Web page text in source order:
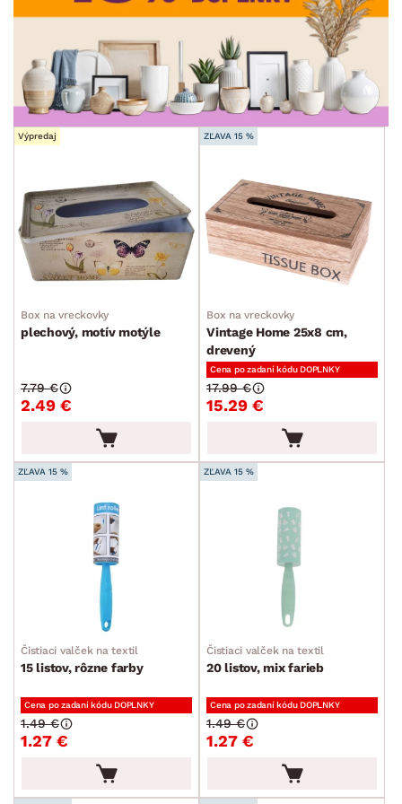
min. max.
ŠTÝL
MIESTNOSŤ
ZNAČKA
Výpredaj
Box na vreckovky
plechový, motív motýle
2.49 €
7.79 €
ZĽAVA 15 %
Box na vreckovky
Vintage Home 25x8 cm,
drevený
Cena po zadaní kódu DOPLNKY
15.29 €
17.99 €
ZĽAVA 15 %
Čistiaci valček na textil
15 listov, rôzne farby
Cena po zadaní kódu DOPLNKY
1.27 €
1.49 €
ZĽAVA 15 %
Čistiaci valček na textil
20 listov, mix farieb
Cena po zadaní kódu DOPLNKY
1.27 €
1.49 €